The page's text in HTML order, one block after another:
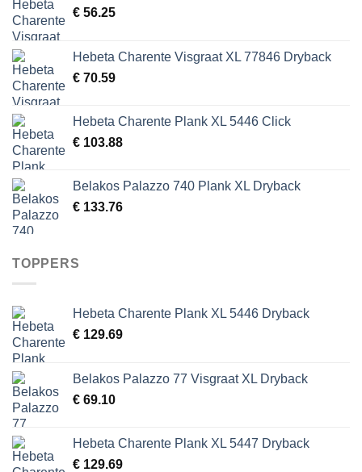
€ 56.25
Hebeta Charente Visgraat XL 77846 Dryback
€ 70.59
Hebeta Charente Plank XL 5446 Click
€ 103.88
Belakos Palazzo 740 Plank XL Dryback
€ 133.76
TOPPERS
Hebeta Charente Plank XL 5446 Dryback
€ 129.69
Belakos Palazzo 77 Visgraat XL Dryback
€ 69.10
Hebeta Charente Plank XL 5447 Dryback
€ 129.69